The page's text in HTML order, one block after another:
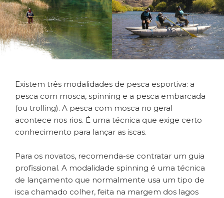
Existem três modalidades de pesca esportiva: a
pesca com mosca, spinning e a pesca embarcada
(ou trolling). A pesca com mosca no geral
acontece nos rios. É uma técnica que exige certo
conhecimento para lançar as iscas.
Para os novatos, recomenda-se contratar um guia
profissional. A modalidade spinning é uma técnica
de lançamento que normalmente usa um tipo de
isca chamado colher, feita na margem dos lagos